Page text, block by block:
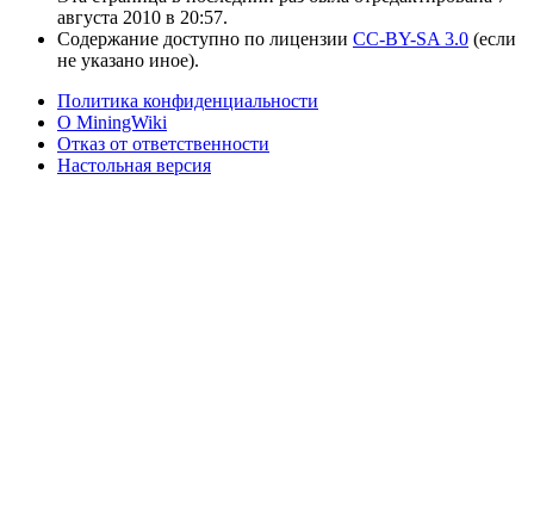
августа 2010 в 20:57.
Содержание доступно по лицензии CC-BY-SA 3.0 (если
не указано иное).
Политика конфиденциальности
О MiningWiki
Отказ от ответственности
Настольная версия